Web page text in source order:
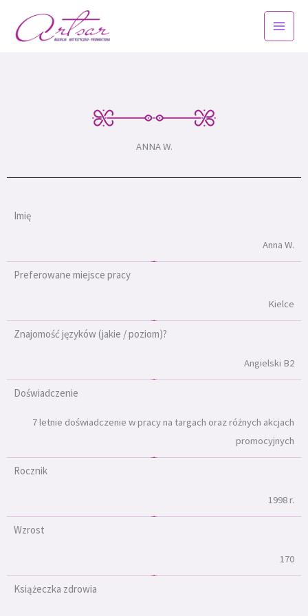
treści
ANNA W.
Imię
Anna W.
Preferowane miejsce pracy
Kielce
Znajomość języków (jakie / poziom)?
Angielski B2
Doświadczenie
7 letnie doświadczenie w pracy na targach oraz różnych akcjach
promocyjnych
Rocznik
1998 r.
Wzrost
170
Książeczka zdrowia